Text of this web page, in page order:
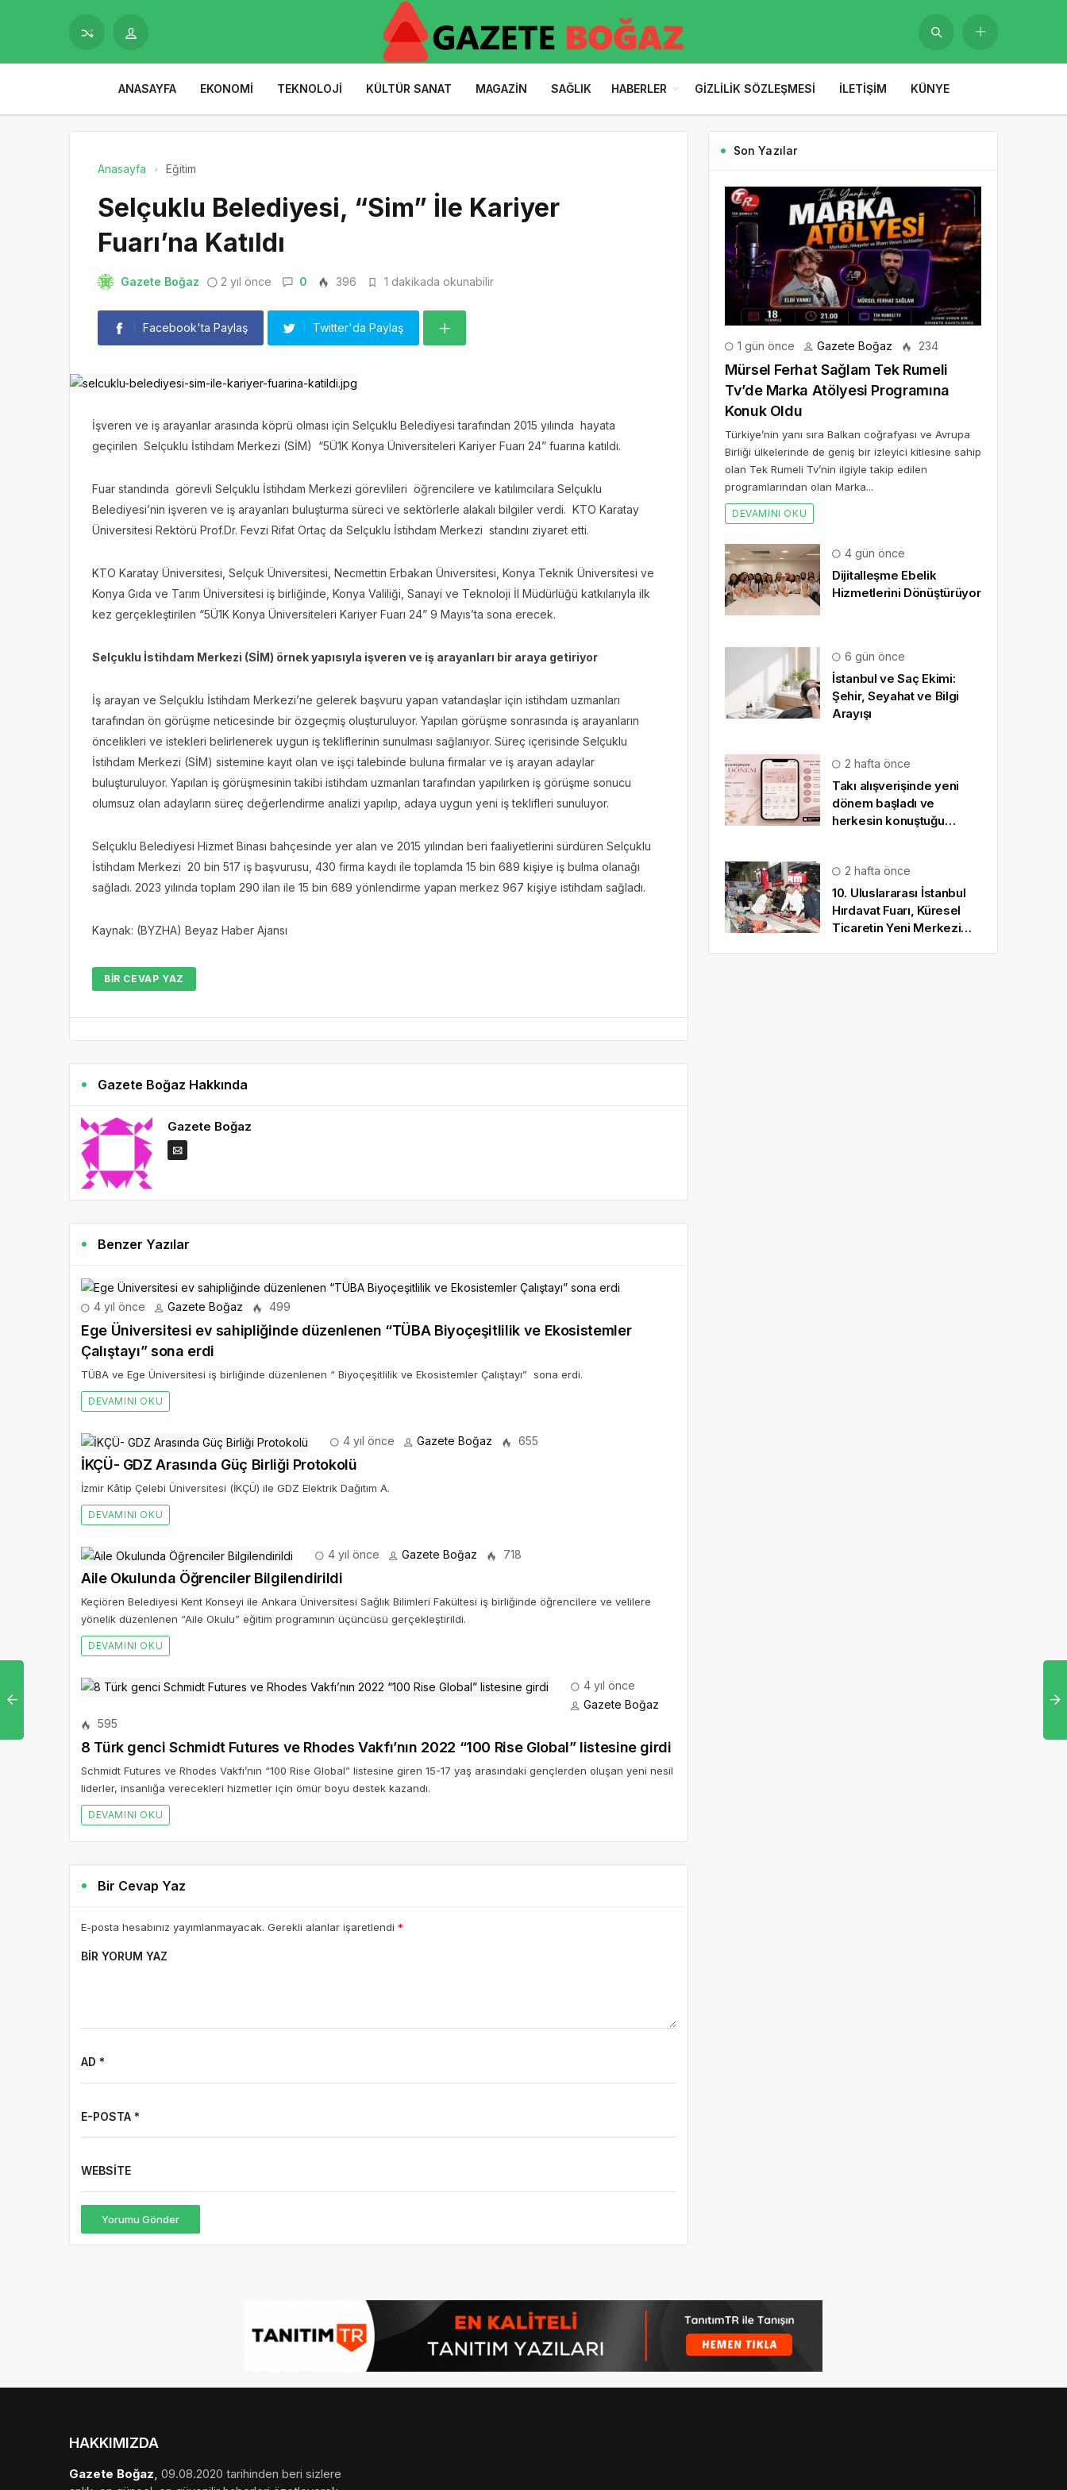
ANASAYFA EKONOMI TEKNOLOJI KÜLTÜR SANAT MAGAZIN SAĞLIK HABERLER GIZLILIK SÖZLEŞMESI İLETIŞIM KÜNYE
Anasayfa Eğitim
Selçuklu Belediyesi, “Sim” İle Kariyer
Fuarı’na Katıldı
Gazete Boğaz 2 yıl önce 0 396 1 dakikada okunabilir
Facebook'ta Paylaş Twitter'da Paylaş
İşveren ve iş arayanlar arasında köprü olması için Selçuklu Belediyesi tarafından 2015 yılında hayata
geçirilen Selçuklu İstihdam Merkezi (SİM) “5Ü1K Konya Üniversiteleri Kariyer Fuarı 24” fuarına katıldı.
Fuar standında görevli Selçuklu İstihdam Merkezi görevlileri öğrencilere ve katılımcılara Selçuklu
Belediyesi’nin işveren ve iş arayanları buluşturma süreci ve sektörlerle alakalı bilgiler verdi. KTO Karatay
Üniversitesi Rektörü Prof.Dr. Fevzi Rifat Ortaç da Selçuklu İstihdam Merkezi standını ziyaret etti.
KTO Karatay Üniversitesi, Selçuk Üniversitesi, Necmettin Erbakan Üniversitesi, Konya Teknik Üniversitesi ve
Konya Gıda ve Tarım Üniversitesi iş birliğinde, Konya Valiliği, Sanayi ve Teknoloji İl Müdürlüğü katkılarıyla ilk
kez gerçekleştirilen “5Ü1K Konya Üniversiteleri Kariyer Fuarı 24” 9 Mayıs’ta sona erecek.
Selçuklu İstihdam Merkezi (SİM) örnek yapısıyla işveren ve iş arayanları bir araya getiriyor
İş arayan ve Selçuklu İstihdam Merkezi’ne gelerek başvuru yapan vatandaşlar için istihdam uzmanları
tarafından ön görüşme neticesinde bir özgeçmiş oluşturuluyor. Yapılan görüşme sonrasında iş arayanların
öncelikleri ve istekleri belirlenerek uygun iş tekliflerinin sunulması sağlanıyor. Süreç içerisinde Selçuklu
İstihdam Merkezi (SİM) sistemine kayıt olan ve işçi talebinde buluna firmalar ve iş arayan adaylar
buluşturuluyor. Yapılan iş görüşmesinin takibi istihdam uzmanları tarafından yapılırken iş görüşme sonucu
olumsuz olan adayların süreç değerlendirme analizi yapılıp, adaya uygun yeni iş teklifleri sunuluyor.
Selçuklu Belediyesi Hizmet Binası bahçesinde yer alan ve 2015 yılından beri faaliyetlerini sürdüren Selçuklu
İstihdam Merkezi 20 bin 517 iş başvurusu, 430 firma kaydı ile toplamda 15 bin 689 kişiye iş bulma olanağı
sağladı. 2023 yılında toplam 290 ilan ile 15 bin 689 yönlendirme yapan merkez 967 kişiye istihdam sağladı.
Kaynak: (BYZHA) Beyaz Haber Ajansı
BIR CEVAP YAZ
Gazete Boğaz Hakkında
Gazete Boğaz
Benzer Yazılar
4 yıl önce Gazete Boğaz 499
Ege Üniversitesi ev sahipliğinde düzenlenen “TÜBA Biyoçeşitlilik ve Ekosistemler
Çalıştayı” sona erdi
TÜBA ve Ege Üniversitesi iş birliğinde düzenlenen “ Biyoçeşitlilik ve Ekosistemler Çalıştayı” sona erdi.
DEVAMINI OKU
4 yıl önce Gazete Boğaz 655
İKÇÜ- GDZ Arasında Güç Birliği Protokolü
İzmir Kâtip Çelebi Üniversitesi (İKÇÜ) ile GDZ Elektrik Dağıtım A.
DEVAMINI OKU
4 yıl önce Gazete Boğaz 718
Aile Okulunda Öğrenciler Bilgilendirildi
Keçiören Belediyesi Kent Konseyi ile Ankara Üniversitesi Sağlık Bilimleri Fakültesi iş birliğinde öğrencilere ve velilere
yönelik düzenlenen “Aile Okulu” eğitim programının üçüncüsü gerçekleştirildi.
DEVAMINI OKU
4 yıl önce
Gazete Boğaz
595
8 Türk genci Schmidt Futures ve Rhodes Vakfı’nın 2022 “100 Rise Global” listesine girdi
Schmidt Futures ve Rhodes Vakfı’nın “100 Rise Global” listesine giren 15-17 yaş arasındaki gençlerden oluşan yeni nesil
liderler, insanlığa verecekleri hizmetler için ömür boyu destek kazandı.
DEVAMINI OKU
Bir Cevap Yaz
E-posta hesabınız yayımlanmayacak. Gerekli alanlar işaretlendi *
BIR YORUM YAZ
AD *
E-POSTA *
WEBSITE
Yorumu Gönder
Son Yazılar
1 gün önce Gazete Boğaz 234
Mürsel Ferhat Sağlam Tek Rumeli
Tv’de Marka Atölyesi Programına
Konuk Oldu
Türkiye’nin yanı sıra Balkan coğrafyası ve Avrupa
Birliği ülkelerinde de geniş bir izleyici kitlesine sahip
olan Tek Rumeli Tv’nin ilgiyle takip edilen
programlarından olan Marka...
DEVAMINI OKU
4 gün önce
Dijitalleşme Ebelik
Hizmetlerini Dönüştürüyor
6 gün önce
İstanbul ve Saç Ekimi:
Şehir, Seyahat ve Bilgi
Arayışı
2 hafta önce
Takı alışverişinde yeni
dönem başladı ve
herkesin konuştuğu
2 hafta önce
10. Uluslararası İstanbul
Hırdavat Fuarı, Küresel
Ticaretin Yeni Merkezi
HAKKIMIZDA
Gazete Boğaz, 09.08.2020 tarihinden beri sizlere